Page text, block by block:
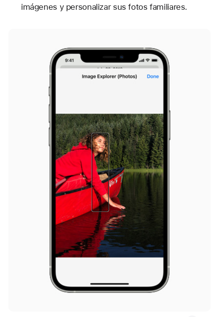
imágenes y personalizar sus fotos familiares.